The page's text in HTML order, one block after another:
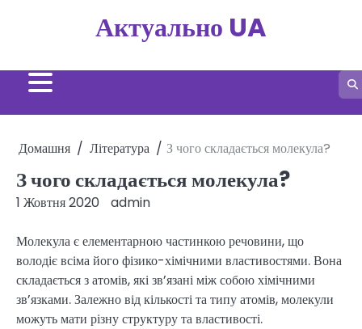
Актуально UA
Домашня Література З чого складається молекула?
З чого складається молекула?
1 Жовтня 2020 admin
Молекула є елементарною частинкою речовини, що
володіє всіма його фізико-хімічними властивостями. Вона
складається з атомів, які зв’язані між собою хімічними
зв’язками. Залежно від кількості та типу атомів, молекули
можуть мати різну структуру та властивості.